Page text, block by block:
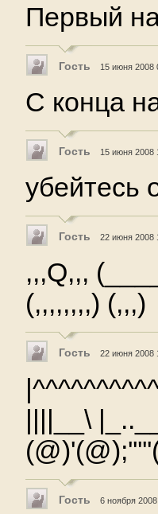
Первый
Гость 15 июня 2008
С конца
Гость 15 июня 2008
убейтесь
Гость 22 июня 2008
,,,Q,,,
(,,,,,,,,) (,,,)
Гость 22 июня 2008
||||__\
Гость 6 ноября